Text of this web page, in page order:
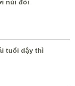
núi đôi
tuổi dậy thì